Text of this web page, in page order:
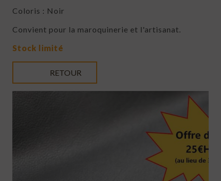
Coloris : Noir
Convient pour la maroquinerie et l'artisanat.
Stock limité
RETOUR